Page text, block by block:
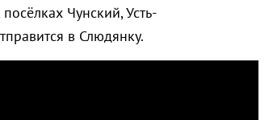
Чунский, Усть-
в Слюдянку.